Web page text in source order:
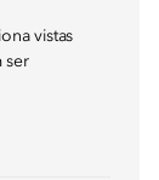
vistas
ser